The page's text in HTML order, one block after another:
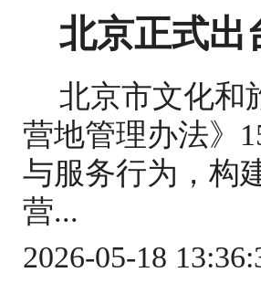
北京正式出
北京市文化和
营地管理办法》
与服务行为，构
营...
2026-05-18